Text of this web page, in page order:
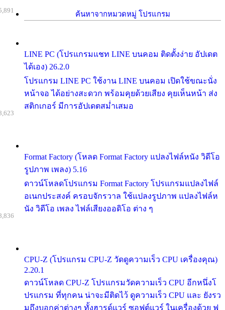
ค้นหาจากหมวดหมู่ โปรแกรม
LINE PC (โปรแกรมแชท LINE บนคอม ติดตั้งง่าย อัปเดต
ได้เอง) 26.2.0
โปรแกรม LINE PC ใช้งาน LINE บนคอม เปิดใช้ขณะนั่ง
หน้าจอ ได้อย่างสะดวก พร้อมคุยด้วยเสียง คุยเห็นหน้า ส่ง
สติกเกอร์ มีการอัปเดตสม่ำเสมอ
Format Factory (โหลด Format Factory แปลงไฟล์หนัง วิดีโอ
รูปภาพ เพลง) 5.16
ดาวน์โหลดโปรแกรม Format Factory โปรแกรมแปลงไฟล์
อเนกประสงค์ ครอบจักรวาล ใช้แปลงรูปภาพ แปลงไฟล์ห
นัง วิดีโอ เพลง ไฟล์เสียงออดิโอ ต่าง ๆ
CPU-Z (โปรแกรม CPU-Z วัดดูความเร็ว CPU เครื่องคุณ)
2.20.1
ดาวน์โหลด CPU-Z โปรแกรมวัดความเร็ว CPU อีกหนึ่งโ
ปรแกรม ที่ทุกคน น่าจะมีติดไว้ ดูความเร็ว CPU และ ยังรว
มถึงบอกค่าต่างๆ ทั้งฮารด์แวร์ ซอฟต์แวร์ ในเครื่องด้วย ฟ